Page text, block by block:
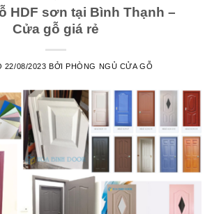
HDF sơn tại Bình Thạnh –
Cửa gỗ giá rẻ
22/08/2023 BỞIPHÒNG NGỦ CỬA GỖ